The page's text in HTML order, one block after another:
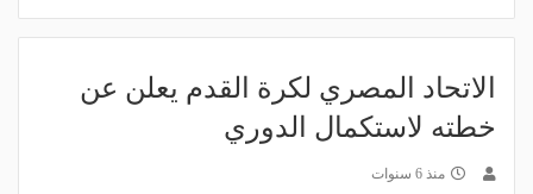
الاتحاد المصري لكرة القدم يعلن عن
خطته لاستكمال الدوري
منذ 6 سنوات